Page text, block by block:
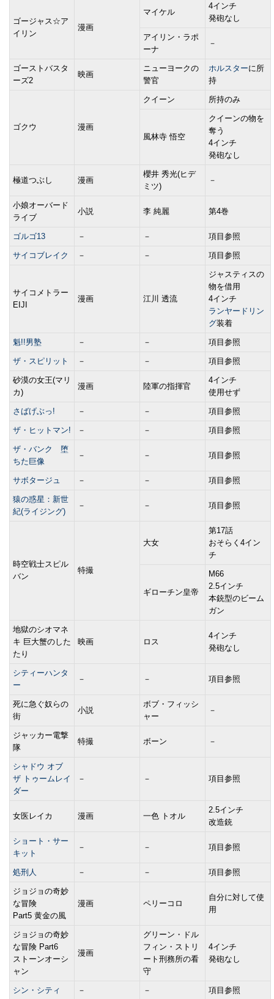
ゴージャス☆ア
イリン
漫画
マイケル
4インチ
発砲なし
アイリン・ラポ
ーナ
－
ゴーストバスタ
ーズ2
映画
ニューヨークの
警官
ホルスターに所
持
ゴクウ 漫画
クイーン 所持のみ
風林寺 悟空
クイーンの物を
奪う
4インチ
発砲なし
極道つぶし 漫画
櫻井 秀光(ヒデ
ミツ)
－
小娘オーバード
ライブ
小説 李 純麗 第4巻
ゴルゴ13 － － 項目参照
サイコブレイク － － 項目参照
サイコメトラー
EIJI
漫画 江川 透流
ジャスティスの
物を借用
4インチ
ランヤードリン
グ装着
魁!!男塾 － － 項目参照
ザ・スピリット － － 項目参照
砂漠の女王(マリ
カ)
漫画 陸軍の指揮官
4インチ
使用せず
さばげぶっ! － － 項目参照
ザ・ヒットマン! － － 項目参照
ザ・バンク 堕
ちた巨像
－ － 項目参照
サボタージュ － － 項目参照
猿の惑星：新世
紀(ライジング)
－ － 項目参照
時空戦士スピル
バン
特撮
大女
第17話
おそらく4イン
チ
ギローチン皇帝
M66
2.5インチ
本銃型のビーム
ガン
地獄のシオマネ
キ 巨大蟹のした
たり
映画 ロス
4インチ
発砲なし
シティーハンタ
ー
－ － 項目参照
死に急ぐ奴らの
街
小説
ボブ・フィッシ
ャー
－
ジャッカー電撃
隊
特撮 ボーン －
シャドウ オブ
ザ トゥームレイ
ダー
－ － 項目参照
女医レイカ 漫画 一色 トオル
2.5インチ
改造銃
ショート・サー
キット
－ － 項目参照
処刑人 － － 項目参照
ジョジョの奇妙
な冒険
Part5 黄金の風
漫画 ペリーコロ
自分に対して使
用
ジョジョの奇妙
な冒険 Part6
ストーンオーシ
ャン
漫画
グリーン・ドル
フィン・ストリ
ート刑務所の看
守
4インチ
発砲なし
シン・シティ － － 項目参照